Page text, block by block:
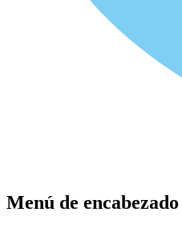
Menú de encabezado